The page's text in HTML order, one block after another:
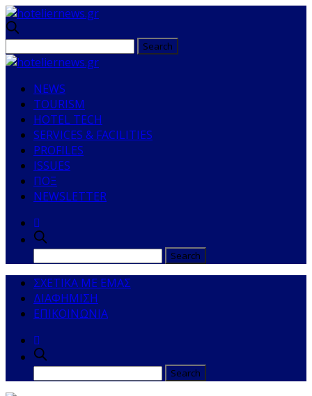
NEWS
TOURISM
HOTEL TECH
SERVICES & FACILITIES
PROFILES
ISSUES
ΠΟΞ
NEWSLETTER
ΣΧΕΤΙΚΑ ΜΕ ΕΜΑΣ
ΔΙΑΦΗΜΙΣΗ
ΕΠΙΚΟΙΝΩΝΙΑ